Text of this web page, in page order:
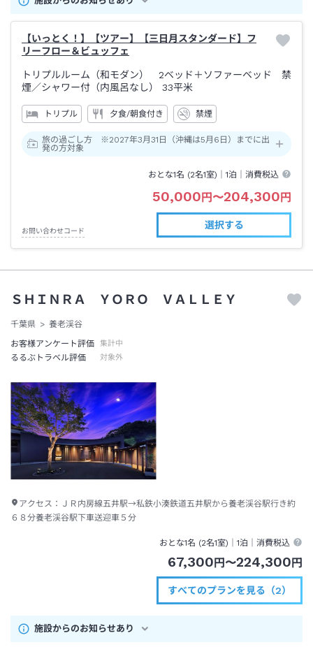
【いっとく！】【ツアー】【三日月スタンダード】フ
リーフロー＆ビュッフェ
トリプルルーム（和モダン） 2ベッド＋ソファーベッド 禁
煙／シャワー付（内風呂なし） 33平米
トリプル 夕食/朝食付き 禁煙
旅の過ごし方 ※2027年3月31日（沖縄は5月6日）までに出
発の方対象
おとな1名 (2名1室)｜1泊 ｜消費税込
50,000円〜204,300円
お問い合わせコード
選択する
ＳＨＩＮＲＡ ＹＯＲＯ ＶＡＬＬＥＹ
千葉県
養老渓谷
お客様アンケート評価
集計中
るるぶトラベル評価 対象外
アクセス： ＪＲ内房線五井駅→私鉄小湊鉄道五井駅から養老渓谷駅行き約
６８分養老渓谷駅下車送迎車５分
おとな1名 (2名1室)｜1泊 ｜消費税込
67,300円〜224,300円
すべてのプランを見る（2）
施設からのお知らせあり